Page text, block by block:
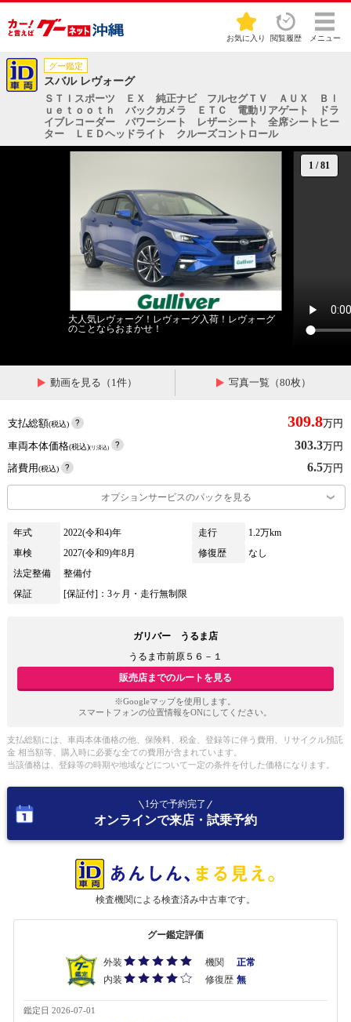
お気に入り 閲覧履歴 メニュー
グー鑑定
スバル レヴォーグ
ＳＴＩスポーツ ＥＸ 純正ナビ フルセグＴＶ ＡＵＸ Ｂｌ
ｕｅｔｏｏｔｈ バックカメラ ＥＴＣ 電動リアゲート ドラ
イブレコーダー パワーシート レザーシート 全席シートヒー
ター ＬＥＤヘッドライト クルーズコントロール
1 /81
大人気レヴォーグ！レヴォーグ入荷！レヴォーグ
のことならおまかせ！
動画を見る（1件） 写真一覧（80枚）
支払総額(税込) 309.8万円
車両本体価格(税込)(リ済込) 303.3万円
諸費用(税込) 6.5万円
オプションサービスのパックを見る
年式 2022(令和4)年 走行
1.2万km
車検
2027(令和9)年8月 修復歴
なし
法定整備
整備付
保証
[保証付]：3ヶ月・走行無制限
ガリバー うるま店
うるま市前原５６－１
販売店までのルートを見る
※Googleマップを使用します。
スマートフォンの位置情報をONにしてください。
支払総額には、車両本体価格の他、保険料、税金、登録等に伴う費用、リサイクル預託
金 相当額等、購入時に必要な全ての費用が含まれています。
当該価格は、登録等の時期や地域などについて一定の条件を付した価格になります。
1分で予約完了
オンラインで来店・試乗予約
検査機関による検査済み中古車です。
グー鑑定評価
外装 機関
正常
内装
修復歴 無
鑑定日 2026-07-01